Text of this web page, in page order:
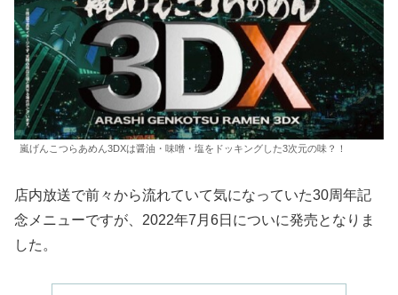
嵐げんこつらあめん3DXは醤油・味噌・塩をドッキングした3次元の味？！
店内放送で前々から流れていて気になっていた30周年記
念メニューですが、2022年7月6日についに発売となりま
した。